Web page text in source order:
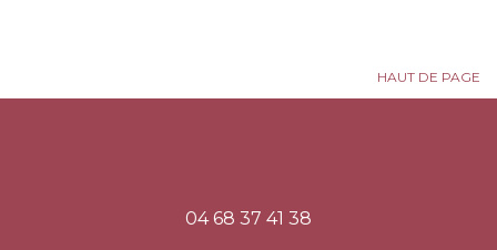
HAUT DE PAGE
04 68 37 41 38